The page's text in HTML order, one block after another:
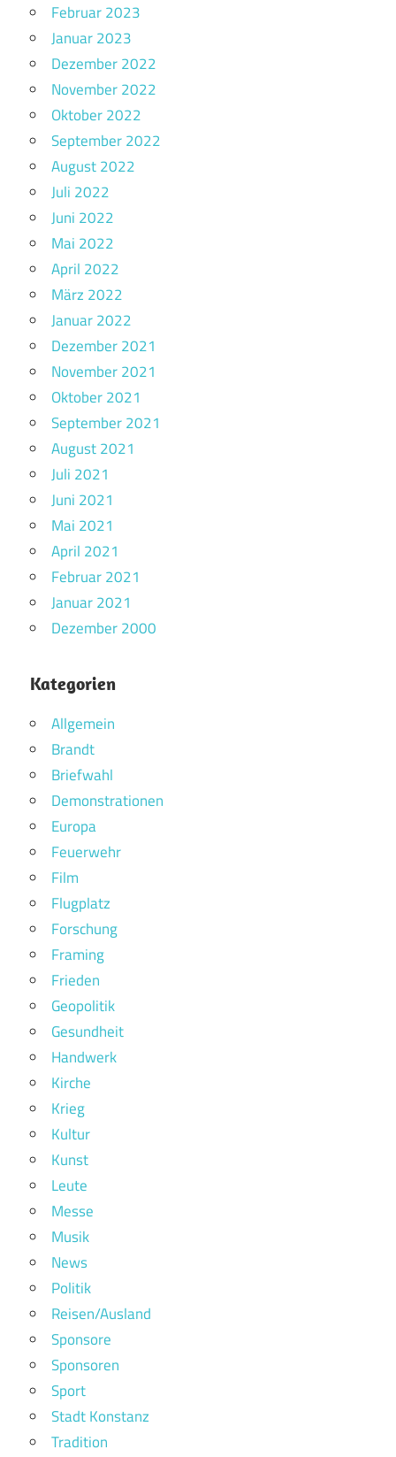
Februar 2023
Januar 2023
Dezember 2022
November 2022
Oktober 2022
September 2022
August 2022
Juli 2022
Juni 2022
Mai 2022
April 2022
März 2022
Januar 2022
Dezember 2021
November 2021
Oktober 2021
September 2021
August 2021
Juli 2021
Juni 2021
Mai 2021
April 2021
Februar 2021
Januar 2021
Dezember 2000
Kategorien
Allgemein
Brandt
Briefwahl
Demonstrationen
Europa
Feuerwehr
Film
Flugplatz
Forschung
Framing
Frieden
Geopolitik
Gesundheit
Handwerk
Kirche
Krieg
Kultur
Kunst
Leute
Messe
Musik
News
Politik
Reisen/Ausland
Sponsore
Sponsoren
Sport
Stadt Konstanz
Tradition